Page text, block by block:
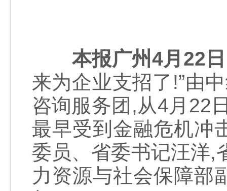
本报广州4月22
来为企业支招了!”由
咨询服务团,从4月22
最早受到金融危机冲
委员、省委书记汪洋,
力资源与社会保障部